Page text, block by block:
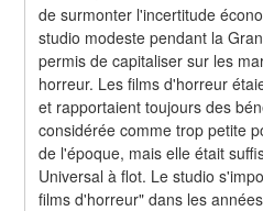
de surmonter l'incertitude
studio modeste pendant la
permis de capitaliser sur les
horreur. Les films d'horreur
et rapportaient toujours des
considérée comme trop petite
de l'époque, mais elle était
Universal à flot. Le studio
films d'horreur" dans les